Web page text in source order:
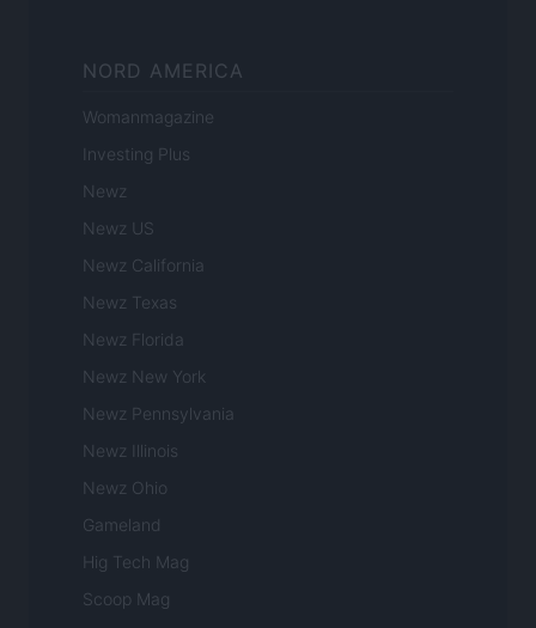
NORD AMERICA
Womanmagazine
Investing Plus
Newz
Newz US
Newz California
Newz Texas
Newz Florida
Newz New York
Newz Pennsylvania
Newz Illinois
Newz Ohio
Gameland
Hig Tech Mag
Scoop Mag